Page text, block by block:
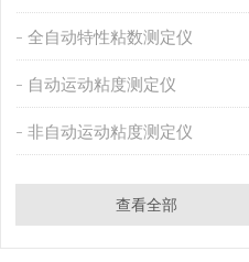
全自动特性粘数测定仪
自动运动粘度测定仪
非自动运动粘度测定仪
查看全部